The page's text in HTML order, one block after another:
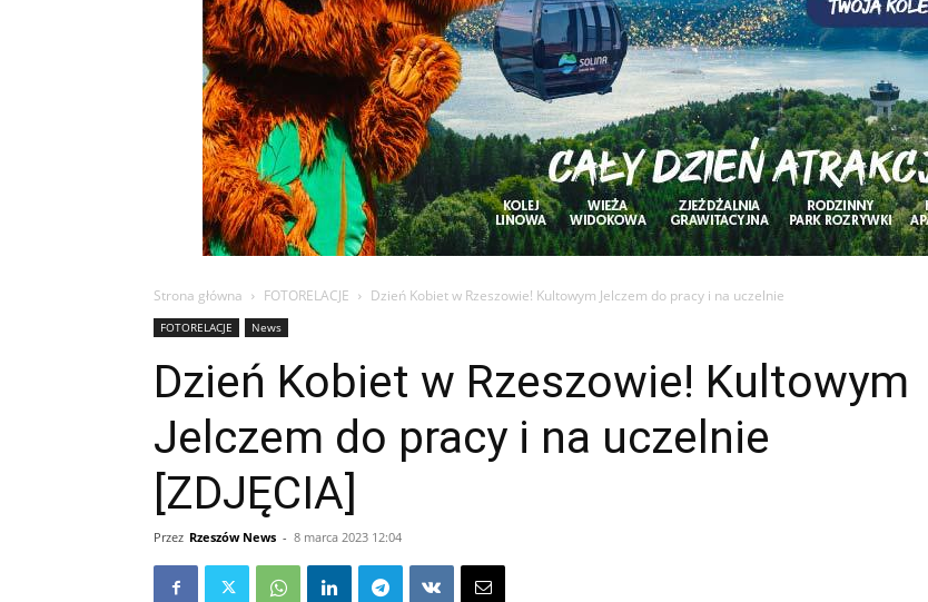
Strona główna FOTORELACJE Dzień Kobiet w Rzeszowie! Kultowym Jelczem do pracy i na uczelnie
FOTORELACJE News
Dzień Kobiet w Rzeszowie! Kultowym
Jelczem do pracy i na uczelnie
[ZDJĘCIA]
Przez Rzeszów News - 8 marca 2023 12:04